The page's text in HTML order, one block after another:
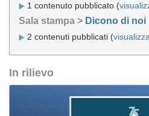
1 contenuto pubblicato (
Sala stampa > Dicono di noi
2 contenuti pubblicati (
In rilievo